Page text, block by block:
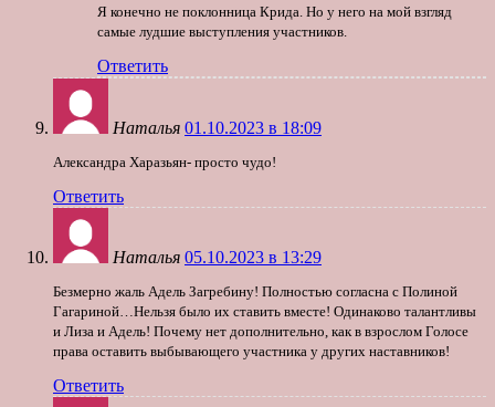
Я конечно не поклонница Крида. Но у него на мой взгляд
самые лудшие выступления участников.
Ответить
Наталья 01.10.2023 в 18:09
Александра Харазьян- просто чудо!
Ответить
Наталья 05.10.2023 в 13:29
Безмерно жаль Адель Загребину! Полностью согласна с Полиной
Гагариной…Нельзя было их ставить вместе! Одинаково талантливы
и Лиза и Адель! Почему нет дополнительно, как в взрослом Голосе
права оставить выбывающего участника у других наставников!
Ответить